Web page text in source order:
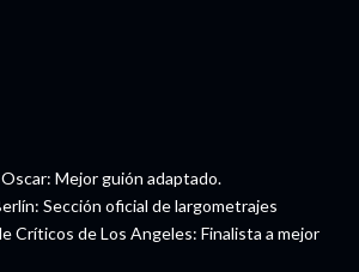
Mejor guión adaptado.
Sección oficial de largometrajes
Críticos de Los Angeles: Finalista a mejor